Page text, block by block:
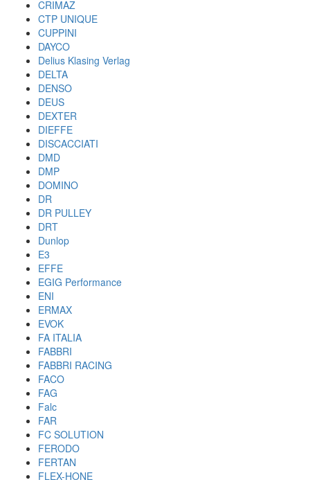
CRIMAZ
CTP UNIQUE
CUPPINI
DAYCO
Delius Klasing Verlag
DELTA
DENSO
DEUS
DEXTER
DIEFFE
DISCACCIATI
DMD
DMP
DOMINO
DR
DR PULLEY
DRT
Dunlop
E3
EFFE
EGIG Performance
ENI
ERMAX
EVOK
FA ITALIA
FABBRI
FABBRI RACING
FACO
FAG
Falc
FAR
FC SOLUTION
FERODO
FERTAN
FLEX-HONE